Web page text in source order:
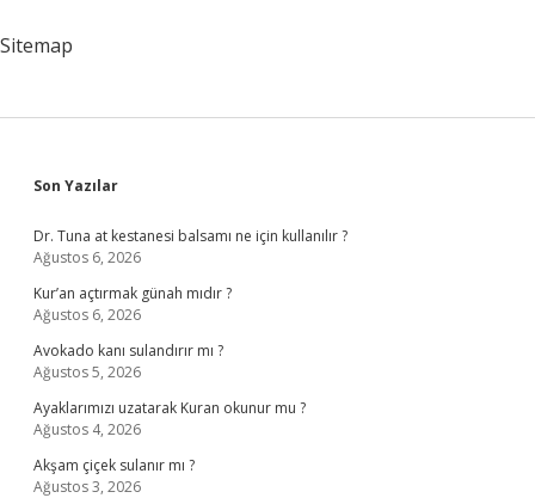
Sitemap
Sidebar
Son Yazılar
Dr. Tuna at kestanesi balsamı ne için kullanılır ?
Ağustos 6, 2026
Kur’an açtırmak günah mıdır ?
Ağustos 6, 2026
Avokado kanı sulandırır mı ?
Ağustos 5, 2026
Ayaklarımızı uzatarak Kuran okunur mu ?
Ağustos 4, 2026
Akşam çiçek sulanır mı ?
Ağustos 3, 2026